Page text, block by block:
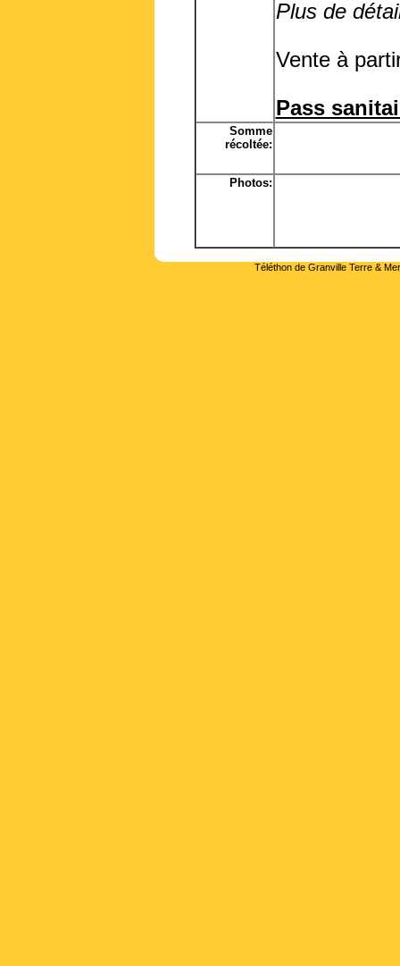
Plus de
Vente à
Pass
Somme
récoltée:
Photos:
Téléthon de Granville Terre &